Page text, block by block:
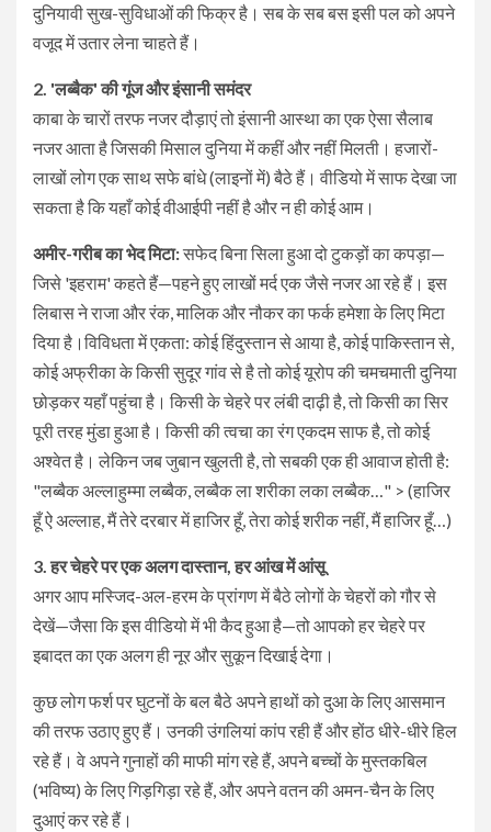
दुनियावी सुख-सुविधाओं की फिक्र है। सब के सब बस इसी पल को अपने
वजूद में उतार लेना चाहते हैं।
​2. 'लब्बैक' की गूंज और इंसानी समंदर
​काबा के चारों तरफ नजर दौड़ाएं तो इंसानी आस्था का एक ऐसा सैलाब
नजर आता है जिसकी मिसाल दुनिया में कहीं और नहीं मिलती। हजारों-
लाखों लोग एक साथ सफे बांधे (लाइनों में) बैठे हैं। वीडियो में साफ देखा जा
सकता है कि यहाँ कोई वीआईपी नहीं है और न ही कोई आम।
​अमीर-गरीब का भेद मिटा:सफेद बिना सिला हुआ दो टुकड़ों का कपड़ा—
जिसे 'इहराम' कहते हैं—पहने हुए लाखों मर्द एक जैसे नजर आ रहे हैं। इस
लिबास ने राजा और रंक, मालिक और नौकर का फर्क हमेशा के लिए मिटा
दिया है।​विविधता में एकता: कोई हिंदुस्तान से आया है, कोई पाकिस्तान से,
कोई अफ्रीका के किसी सुदूर गांव से है तो कोई यूरोप की चमचमाती दुनिया
छोड़कर यहाँ पहुंचा है। किसी के चेहरे पर लंबी दाढ़ी है, तो किसी का सिर
पूरी तरह मुंडा हुआ है। किसी की त्वचा का रंग एकदम साफ है, तो कोई
अश्वेत है। लेकिन जब जुबान खुलती है, तो सबकी एक ही आवाज होती है:​
"लब्बैक अल्लाहुम्मा लब्बैक, लब्बैक ला शरीका लका लब्बैक…" > (हाजिर
हूँ ऐ अल्लाह, मैं तेरे दरबार में हाजिर हूँ, तेरा कोई शरीक नहीं, मैं हाजिर हूँ…)
​3. हर चेहरे पर एक अलग दास्तान, हर आंख में आंसू
​अगर आप मस्जिद-अल-हरम के प्रांगण में बैठे लोगों के चेहरों को गौर से
देखें—जैसा कि इस वीडियो में भी कैद हुआ है—तो आपको हर चेहरे पर
इबादत का एक अलग ही नूर और सुकून दिखाई देगा।
​कुछ लोग फर्श पर घुटनों के बल बैठे अपने हाथों को दुआ के लिए आसमान
की तरफ उठाए हुए हैं। उनकी उंगलियां कांप रही हैं और होंठ धीरे-धीरे हिल
रहे हैं। वे अपने गुनाहों की माफी मांग रहे हैं, अपने बच्चों के मुस्तकबिल
(भविष्य) के लिए गिड़गिड़ा रहे हैं, और अपने वतन की अमन-चैन के लिए
दुआएं कर रहे हैं।